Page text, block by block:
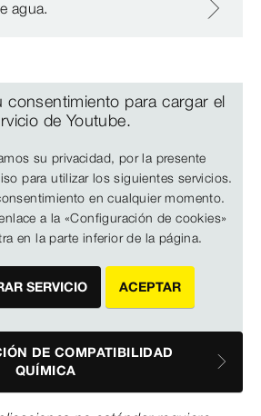
agua.
consentimiento para cargar el
de Youtube.
su privacidad, por la presente
para utilizar los siguientes servicios.
en cualquier momento.
a la «Configuración de cookies»
en la parte inferior de la página.
SERVICIO ACEPTAR
DE COMPATIBILIDAD
QUÍMICA